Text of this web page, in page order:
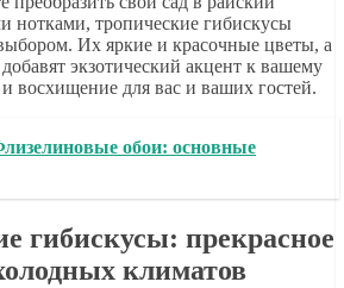
нотками, тропические гибискусы
Их яркие и красочные цветы, а
экзотический акцент к вашему
и восхищение для вас и ваших гостей.
обои: основные
гибискусы: прекрасное
климатов